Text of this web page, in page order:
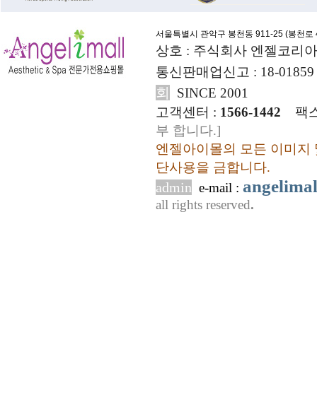
서울특별시 관악구 봉천동 911-25 (봉천로
상호 : 주식회사 엔젤코리
통신판매업신고 : 18-
회
SINCE 2001
고객센터 : 1566-1442
팩
부 합니다.]
엔젤아이몰의 모든 이미지
단사용을 금합니다.
admin e-mail :
all rights reserved.